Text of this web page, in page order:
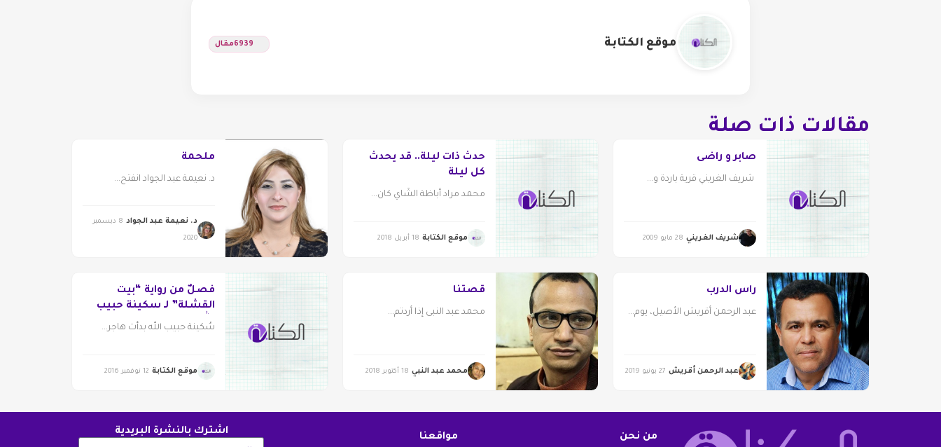
موقع الكتابة 6939مقال
مقالات ذات صلة
صابر و راضى
شريف الغريني قرية باردة و...
شريف الغريني 28 مايو 2009
حدث ذات ليلة.. قد يحدث
كل ليلة
محمد مراد أباظة الشّاي كان...
موقع الكتابة 18 أبريل 2018
ملحمة
د. نعيمة عبد الجواد انفتح...
د. نعيمة عبد الجواد 8 ديسمبر
2020
راس الدرب
عبد الرحمن أقريش الأصيل، يوم...
عبد الرحمن أقريش 27 يونيو 2019
قصتنا
محمد عبد النبى إذا أردتم...
محمد عبد النبي 18 أكتوبر 2018
فصلٌ من رواية “بيت
القشلة” لـ سكينة حبيب
الله
سُكينة حبيب الله بدأت هاجر...
موقع الكتابة 12 نوفمبر 2016
من نحن مواقعنا اشترك بالنشرة البريدية